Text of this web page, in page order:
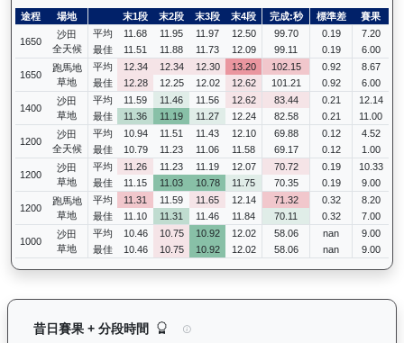
途程 場地 末1段 末2段 末3段 末4段 完成:秒 標準差 賽果
1650
沙田
全天候
平均 11.68 11.95 11.97 12.50 99.70 0.19
7.20
最佳
11.51 11.88 11.73 12.09 99.11 0.19 6.00
1650
跑馬地
草地
平均 12.34 12.34 12.30 13.20 102.15 0.92
8.67
最佳
12.28 12.25 12.02 12.62 101.21 0.92 6.00
1400
沙田
草地
平均 11.59 11.46 11.56 12.62 83.44 0.21
12.14
最佳
11.36 11.19 11.27 12.24 82.58 0.21 11.00
1200
沙田
全天候
平均 10.94 11.51 11.43 12.10 69.88 0.12
4.52
最佳
10.79 11.23 11.06 11.58 69.17 0.12 1.00
1200
沙田
草地
平均 11.26 11.23 11.19 12.07 70.72 0.19
10.33
最佳
11.15 11.03 10.78 11.75 70.35 0.19 9.00
1200
跑馬地
草地
平均 11.31 11.59 11.65 12.14 71.32 0.32
8.20
最佳
11.10 11.31 11.46 11.84 70.11 0.32 7.00
1000
沙田
草地
平均 10.46 10.75 10.92 12.02 58.06 nan
9.00
最佳
10.46 10.75 10.92 12.02 58.06 nan 9.00
昔日賽果 + 分段時間 日日獎（H283）— 昔日賽果及分段